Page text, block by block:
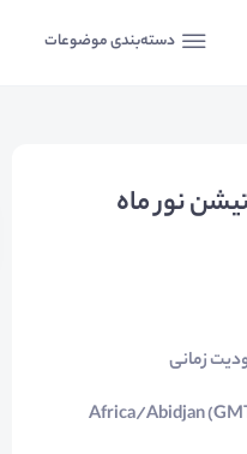
دسته‌بندی موضوعات
نور ماه
زمانی
Africa/Abidjan